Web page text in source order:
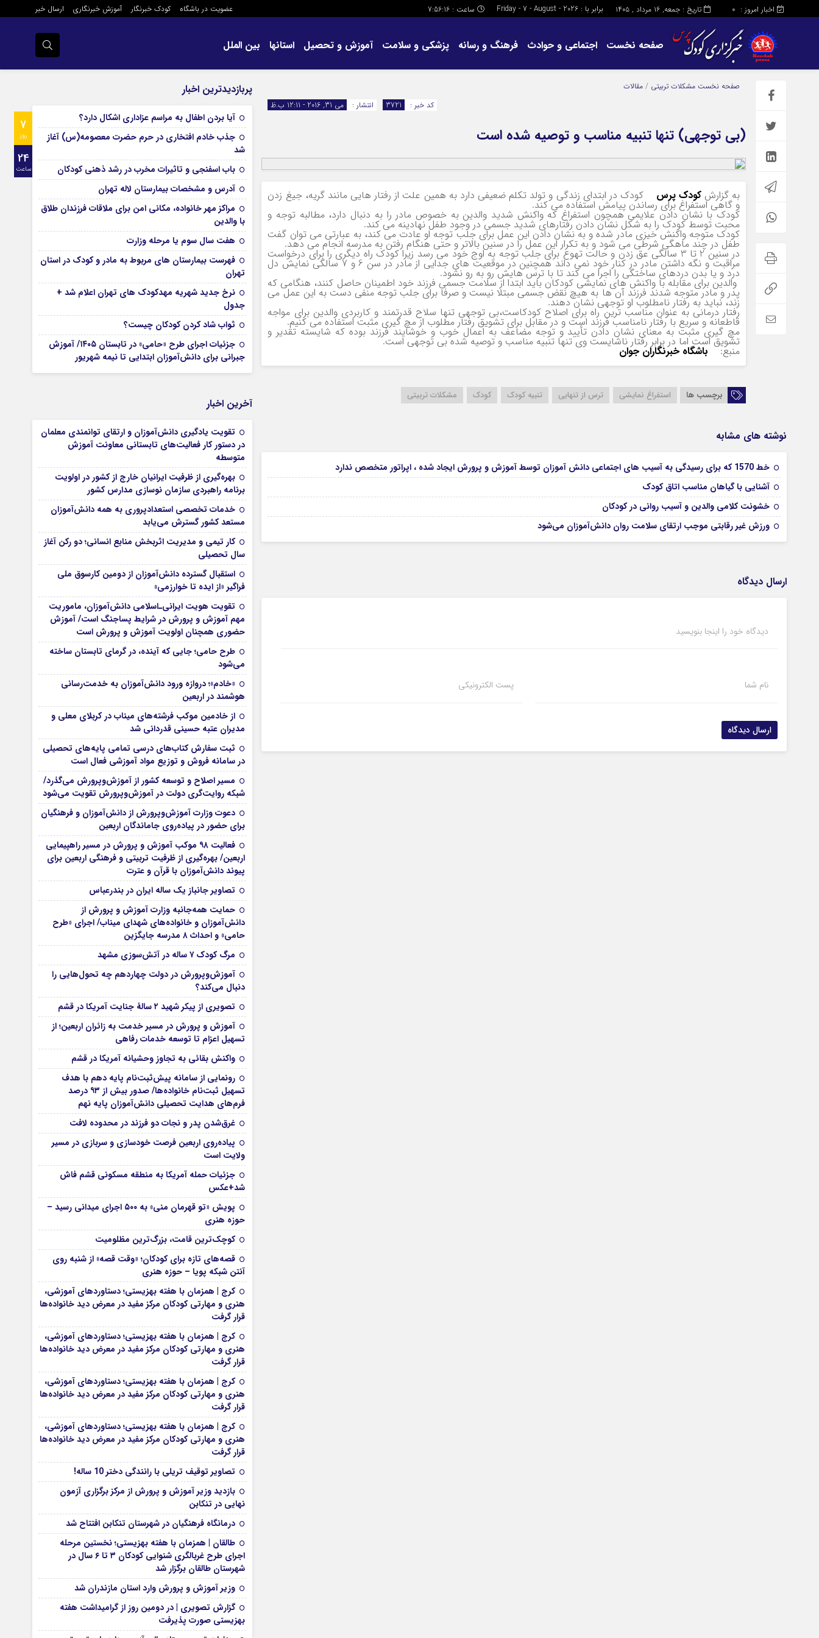
اخبار امروز : 0 تاریخ : جمعه, ۱۶ مرداد , ۱۴۰۵ برابر با : Friday - 7 - August - 2026 ساعت : 7:56:17 عضویت در باشگاه کودک خبرنگار آموزش خبرنگاری ارسال خبر
صفحه نخست اجتماعی و حوادث فرهنگ و رسانه پزشکی و سلامت آموزش و تحصیل استانها بین الملل
صفحه نخست مشکلات تربیتی / مقالات
انتشار :
می 31, 2016 - 12:11 ب.ظ کد خبر : 3721
(بی توجهی) تنها تنبیه مناسب و توصیه شده است
به گزارشکودک پرس کودک در ابتدای زندگی و تولد تکلم ضعیفی دارد به همین علت از رفتار هایی مانند گریه، جیغ زدن
و گاهی استفراغ برای رساندن پیامش استفاده می کند.
کودک با نشان دادن علایمی همچون استفراغ که واکنش شدید والدین به خصوص مادر را به دنبال دارد، مطالبه توجه و
محبت توسط کودک را به شکل نشان دادن رفتارهای شدید جسمی در وجود طفل نهادینه می کند.
کودک متوجه واکنش خیزی مادر شده و به نشان دادن این عمل برای جلب توجه او عادت می کند، به عبارتی می توان گفت
طفل در چند ماهگی شرطی می شود و به تکرار این عمل را در سنین بالاتر و حتی هنگام رفتن به مدرسه انجام می دهد.
در سنین 2 تا 3 سالگی عق زدن و حالت تهوع برای جلب توجه به اوج خود می رسد زیرا کودک راه دیگری را برای درخواست
مراقبت و نگه داشتن مادر در کنار خود نمی داند همچنین در موقعیت های جدایی از مادر در سن 6 و 7 سالگی نمایش دل
درد و یا بدن دردهای ساختگی را اجرا می کند تا با ترس هایش رو به رو نشود.
والدین برای مقابله با واکنش های نمایشی کودکان باید ابتدا از سلامت جسمی فرزند خود اطمینان حاصل کنند، هنگامی که
پدر و مادر متوجه شدند فرزند آن ها به هیچ نقض جسمی مبتلا نیست و صرفا برای جلب توجه منفی دست به این عمل می
زند، نباید به رفتار نامطلوب او توجهی نشان دهند.
رفتار درمانی به عنوان مناسب ترین راه برای اصلاح کودکاست،بی توجهی تنها سلاح قدرتمند و کاربردی والدین برای مواجه
قاطعانه و سریع با رفتار نامناسب فرزند است و در مقابل برای تشویق رفتار مطلوب از مچ گیری مثبت استفاده می کنیم.
مچ گیری مثبت به معنای نشان دادن تأیید و توجه مضاعف به اعمال خوب و خوشایند فرزند بوده که شایسته تقدیر و
تشویق است اما در برابر رفتار ناشایست وی تنها تنبیه مناسب و توصیه شده بی توجهی است.
منبع: باشگاه خبرنگاران جوان
برچسب ها استفراغ نمایشی ترس از تنهایی تنبیه کودک کودک مشکلات تربیتی
نوشته های مشابه
خط 1570 که برای رسیدگی به آسیب های اجتماعی دانش آموزان توسط آموزش و پرورش ایجاد شده ، اپراتور متخصص ندارد
آشنایی با گیاهان مناسب اتاق کودک
خشونت کلامی والدین و آسیب روانی در کودکان
ورزش غیر رقابتی موجب ارتقای سلامت روان دانش‌آموزان می‌شود
ارسال دیدگاه
دیدگاه خود را اینجا بنویسید
نام شما پست الکترونیکی
پربازدیدترین اخبار
7
روز
24
ساعت
آیا بردن اطفال به مراسم عزادارى اشکال دارد؟
جذب خادم افتخاری در حرم حضرت معصومه(س) آغاز
شد
باب اسفنجی و تاثیرات مخرب در رشد ذهنی کودکان
آدرس و مشخصات بیمارستان لاله تهران
مراکز مهر خانواده، مکانی امن برای ملاقات فرزندان طلاق
با والدین
هفت سال سوم یا مرحله وزارت
فهرست بیمارستان های مربوط به مادر و کودک در استان
تهران
نرخ جدید شهریه مهدکودک های تهران اعلام شد +
جدول
ثواب شاد کردن کودکان چیست؟
جزئیات اجرای طرح «حامی» در تابستان ۱۴۰۵/ آموزش
جبرانی برای دانش‌آموزان ابتدایی تا نیمه شهریور
آخرین اخبار
تقویت یادگیری دانش‌آموزان و ارتقای توانمندی معلمان
در دستور کار فعالیت‌های تابستانی معاونت آموزش
متوسطه
بهره‌گیری از ظرفیت ایرانیان خارج از کشور در اولویت
برنامه راهبردی سازمان نوسازی مدارس کشور
خدمات تخصصی استعدادپروری به همه دانش‌آموزان
مستعد کشور گسترش می‌یابد
کار تیمی و مدیریت اثربخش منابع انسانی؛ دو رکن آغاز
سال تحصیلی
استقبال گسترده دانش‌آموزان از دومین کارسوق ملی
فراگیر «از ایده تا خوارزمی»
تقویت هویت ایرانی‌ـ‌اسلامی دانش‌آموزان، ماموریت
مهم آموزش و پرورش در شرایط پساجنگ است/ آموزش
حضوری همچنان اولویت آموزش و پرورش است
طرح حامی؛ جایی که آینده، در گرمای تابستان ساخته
می‌شود
«خادم»؛ دروازه ورود دانش‌آموزان به خدمت‌رسانی
هوشمند در اربعین
از خادمین موکب فرشته‌های میناب در کربلای معلی و
مدیران عتبه حسینی قدردانی شد
ثبت سفارش کتاب‌های درسی تمامی پایه‌های تحصیلی
در سامانه فروش و توزیع مواد آموزشی فعال است
مسیر اصلاح و توسعه کشور از آموزش‌وپرورش می‌گذرد/
شبکه روایت‌‌گری دولت در آموزش‌وپرورش تقویت می‌شود
دعوت وزارت آموزش‌وپرورش از دانش‌آموزان و فرهنگیان
برای حضور در پیاده‌روی جاماندگان اربعین
فعالیت ۹۸ موکب آموزش و پرورش در مسیر راهپیمایی
اربعین/ بهره‌گیری از ظرفیت تربیتی و فرهنگی اربعین برای
پیوند دانش‌آموزان با قرآن و عترت
تصاویر جانباز یک ساله ایران در بندرعباس
حمایت همه‌جانبه وزارت آموزش و پرورش از
دانش‌آموزان و خانواده‌های شهدای میناب/ اجرای «طرح
حامی» و احداث ۸ مدرسه جایگزین
مرگ کودک ۷ ساله در آتش‌سوزی مشهد
آموزش‌وپرورش در دولت چهاردهم چه تحول‌هایی را
دنبال می‌کند؟
تصویری از پیکر شهید ۲ سالۀ جنایت آمریکا در قشم
آموزش و پرورش در مسیر خدمت به زائران اربعین؛ از
تسهیل اعزام تا توسعه خدمات رفاهی
واکنش بقائی به تجاوز وحشیانه آمریکا در قشم
رونمایی از سامانه پیش‌ثبت‌نام پایه دهم با هدف
تسهیل ثبت‌نام خانواده‌ها/ صدور بیش از ۹۳ درصد
فرم‌های هدایت تحصیلی دانش‌آموزان پایه نهم
غرق‌شدن پدر و نجات دو فرزند در محدوده لافت
پیاده‌روی اربعین فرصت خودسازی و سربازی در مسیر
ولایت است
جزئیات حمله آمریکا به منطقه مسکونی قشم فاش
شد+عکس
پویش «تو قهرمان منی» به ۵۰۰ اجرای میدانی رسید –
حوزه هنری
کوچک‌ترین قامت، بزرگ‌ترین مظلومیت
قصه‌های تازه برای کودکان؛ «وقت قصه» از شنبه روی
آنتن شبکه پویا – حوزه هنری
کرج | همزمان با هفته بهزیستی؛ دستاوردهای آموزشی،
هنری و مهارتی کودکان مرکز مفید در معرض دید خانواده‌ها
قرار گرفت
کرج | همزمان با هفته بهزیستی؛ دستاوردهای آموزشی،
هنری و مهارتی کودکان مرکز مفید در معرض دید خانواده‌ها
قرار گرفت
کرج | همزمان با هفته بهزیستی؛ دستاوردهای آموزشی،
هنری و مهارتی کودکان مرکز مفید در معرض دید خانواده‌ها
قرار گرفت
کرج | همزمان با هفته بهزیستی؛ دستاوردهای آموزشی،
هنری و مهارتی کودکان مرکز مفید در معرض دید خانواده‌ها
قرار گرفت
تصاویر توقیف تریلی با رانندگی دختر 10 ساله!
بازدید وزیر آموزش و پرورش از مرکز برگزاری آزمون
نهایی در تنکابن
درمانگاه فرهنگیان در شهرستان تنکابن افتتاح شد
طالقان | همزمان با هفته بهزیستی؛ نخستین مرحله
اجرای طرح غربالگری شنوایی کودکان ۳ تا ۶ سال در
شهرستان طالقان برگزار شد
وزیر آموزش و پرورش وارد استان مازندران شد
گزارش تصویری | در دومین روز از گرامیداشت هفته
بهزیستی صورت پذیرفت